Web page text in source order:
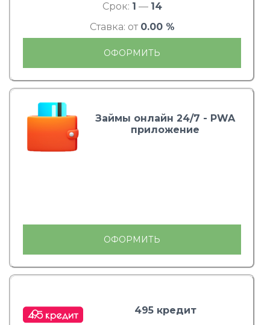
Срок: 1 — 14
Ставка: от 0.00 %
ОФОРМИТЬ
Займы онлайн 24/7 - PWA
приложение
ОФОРМИТЬ
495 кредит